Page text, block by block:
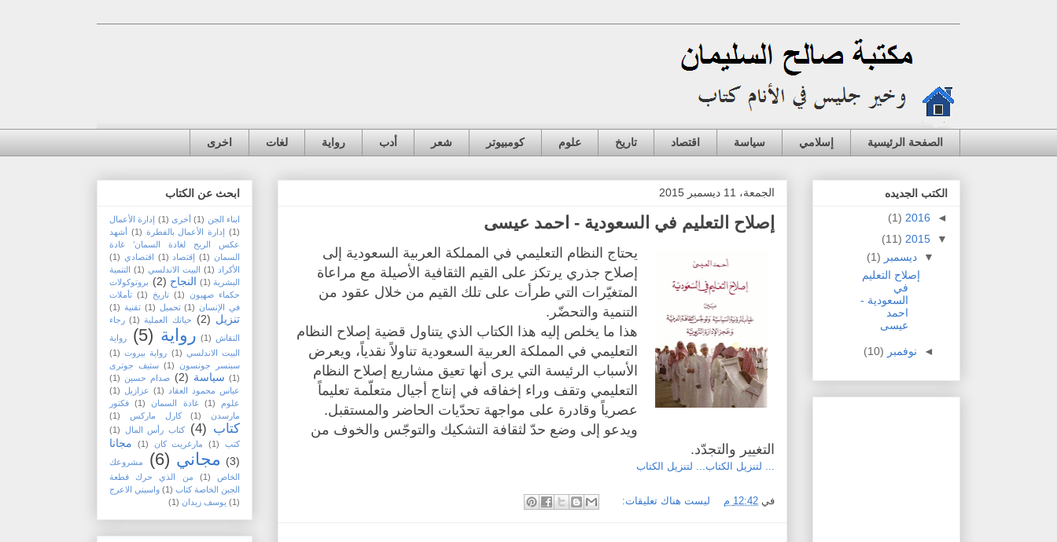
الصفحة الرئيسية إسلامي سياسة اقتصاد تاريخ علوم كومبيوتر شعر أدب رواية لغات اخرى
الجمعة، 11 ديسمبر 2015
إصلاح التعليم في السعودية - احمد عيسى
يحتاج النظام التعليمي في المملكة العربية السعودية إلى
إصلاح جذري يرتكز على القيم الثقافية الأصيلة مع مراعاة
المتغيّرات التي طرأت على تلك القيم من خلال عقود من
التنمية والتحضّر.
هذا ما يخلص إليه هذا الكتاب الذي يتناول قضية إصلاح النظام
التعليمي في المملكة العربية السعودية تناولاً نقدياً، ويعرض
الأسباب الرئيسة التي يرى أنها تعيق مشاريع إصلاح النظام
التعليمي وتقف وراء إخفاقه في إنتاج أجيال متعلّمة تعليماً
عصرياً وقادرة على مواجهة تحدّيات الحاضر والمستقبل.
ويدعو إلى وضع حدّ لثقافة التشكيك والتوجّس والخوف من
التغيير والتجدّد.
... لتنزيل الكتاب... لتنزيل الكتاب
في 12:42 م ليست هناك تعليقات:
ابحث عن الكتاب
ابناء الجن (1) أخرى (1) إدارة الأعمال
(1) إدارة الأعمال بالفطرة (1) أشهد
عكس الريح لغادة السمان’ غادة
السمان (1) إقتصاد (1) اقتصادي (1)
الأكراد (1) البيت الاندلسي (1) التنمية
البشرية (1) النجاح (2) بروتوكولات
حكماء صهيون (1) تاريخ (1) تأملات
في الإنسان (1) تحميل (1) تقنية (1)
تنزيل (2) حياتك العملية (1) رجاء
النقاش (1) رواية (5)
رواية
البيت الاندلسي (1) رواية بيروت (1)
سبنسر جونسون (1) ستيف جوترى
(1) سياسة (2) صدام حسين (1)
عباس محمود العقاد
(1) عزازيل (1)
علوم
(1) غادة السمان (1)
فكتور
مارسدن
(1) كارل ماركس (1)
كتاب (4) كتاب رأس المال
(1)
كتب
(1) مارغريت كان (1)
مجانا
(3) مجاني (6)
مشروعك
الخاص
(1)
من الذي حرك قطعة
الجبن الخاصة كتاب (1) واسيني الاعرج
(1) يوسف زيدان (1)
الكتب الجديده
◄
2016
(1)
▼
2015
(11)
▼ ديسمبر (1)
إصلاح التعليم
في
السعودية -
احمد
عيسى
◄ نوفمبر (10)